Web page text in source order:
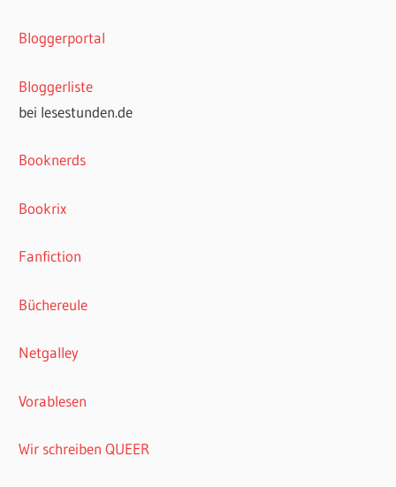
Bloggerportal
Bloggerliste
bei lesestunden.de
Booknerds
Bookrix
Fanfiction
Büchereule
Netgalley
Vorablesen
Wir schreiben QUEER